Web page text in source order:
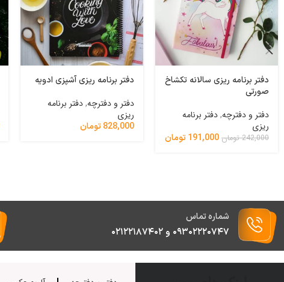
دفتر برنامه ریزی سالانه تکشاخ
صورتی
دفتر و دفترچه,دفتر برنامه
ریزی
242,000 تومان 191,000تومان
دفتر برنامه ریزی آشپزی ادویه
دفتر و دفترچه,دفتر برنامه
ریزی
828,000تومان
شماره تماس
۰۹۳۰۲۲۲۰۷۴۷ و ۰۲۱۲۲۱۸۷۴۰۲